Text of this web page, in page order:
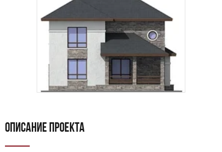
ОПИСАНИЕ ПРОЕКТА